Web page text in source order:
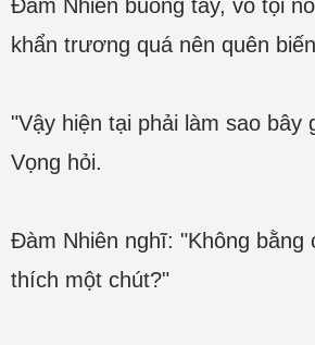
Đàm Nhiên buông tay, vô tội
khẩn trương quá nên quên
"Vậy hiện tại phải làm sao bây
Vọng hỏi.
Đàm Nhiên nghĩ: "Không bằng
thích một chút?"